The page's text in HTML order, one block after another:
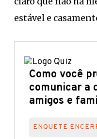
estável e
Como você
comunicar a
amigos e
ENQUETE